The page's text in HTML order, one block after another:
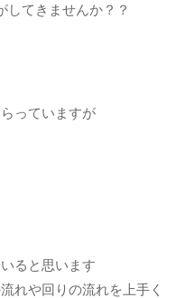
してきませんか？？
っていますが
ると思います
れや回りの流れを上手く